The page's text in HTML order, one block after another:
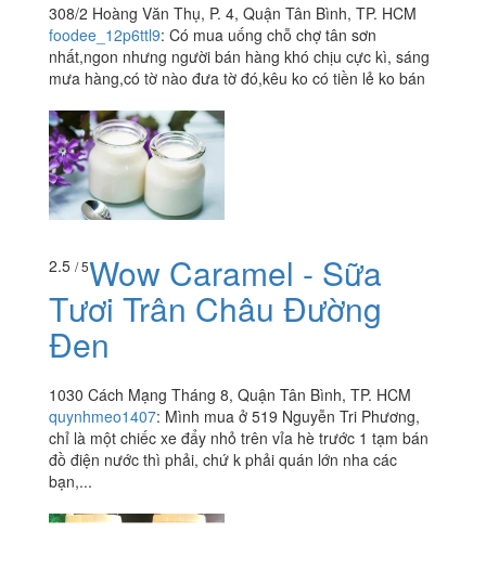
308/2 Hoàng Văn Thụ, P. 4, Quận Tân Bình, TP. HCM
foodee_12p6ttl9: Có mua uống chỗ chợ tân sơn
nhất,ngon nhưng người bán hàng khó chịu cực kì, sáng
mưa hàng,có tờ nào đưa tờ đó,kêu ko có tiền lẻ ko bán
2.5 / 5Wow Caramel - Sữa
Tươi Trân Châu Đường
Đen
1030 Cách Mạng Tháng 8, Quận Tân Bình, TP. HCM
quynhmeo1407: Mình mua ở 519 Nguyễn Tri Phương,
chỉ là một chiếc xe đẩy nhỏ trên vỉa hè trước 1 tạm bán
đồ điện nước thì phải, chứ k phải quán lớn nha các
bạn,...